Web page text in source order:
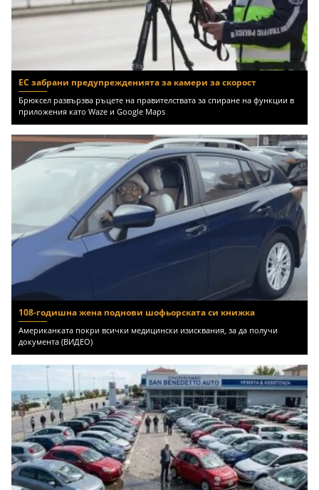
ЕС забрани предупрежденията за камери за скорост
Брюксел развързва ръцете на правителствата за спиране на функции в
приложения като Waze и Google Maps
108-годишна жена поднови шофьорската си книжка
Американката покри всички медицински изисквания, за да получи
документа (ВИДЕО)